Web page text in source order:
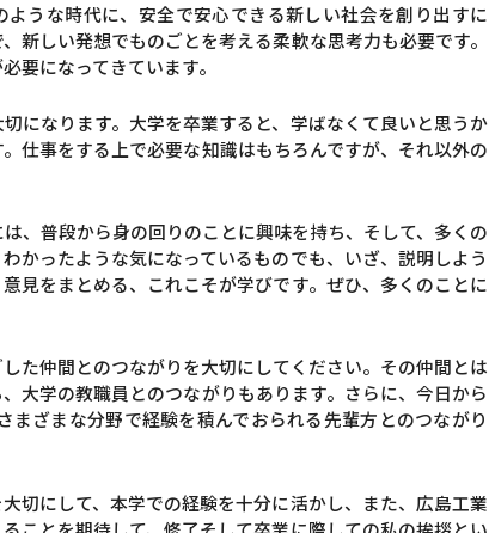
うな時代に、安全で安心できる新しい社会を創り出すに
新しい発想でものごとを考える柔軟な思考力も必要です。
要になってきています。
になります。大学を卒業すると、学ばなくて良いと思うか
仕事をする上で必要な知識はもちろんですが、それ以外の
、普段から身の回りのことに興味を持ち、そして、多くの
かったような気になっているものでも、いざ、説明しよう
見をまとめる、これこそが学びです。ぜひ、多くのことに
た仲間とのつながりを大切にしてください。その仲間とは
大学の教職員とのつながりもあります。さらに、今日から
ざまな分野で経験を積んでおられる先輩方とのつながり
切にして、本学での経験を十分に活かし、また、広島工業